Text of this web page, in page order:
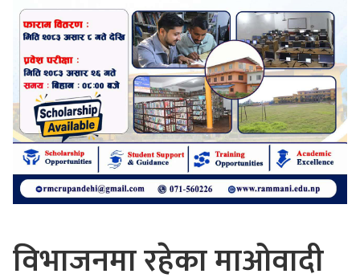
विभाजनमा रहेका माओवादी